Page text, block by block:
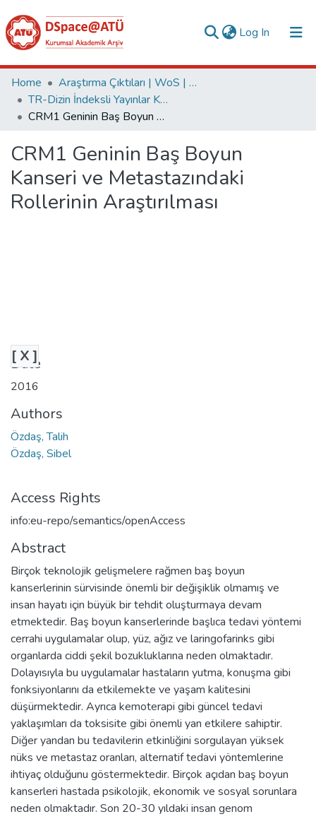
Log In (current)
Collections
All of DSpace
Analyze
Request/Question
Home
Araştırma Çıktıları | WoS | Scopus | TR-Dizin | PubMed
TR-Dizin İndeksli Yayınlar Koleksiyonu
CRM1 Geninin Baş Boyun Kanseri ve Metastazındaki Rollerinin Araştırılması
CRM1 Geninin Baş Boyun
Kanseri ve Metastazındaki
Rollerinin Araştırılması
[ X ]
Date
2016
Authors
Özdaş, Talih
Özdaş, Sibel
Access Rights
info:eu-repo/semantics/openAccess
Abstract
Birçok teknolojik gelişmelere rağmen baş boyun
kanserlerinin sürvisinde önemli bir değişiklik olmamış ve
insan hayatı için büyük bir tehdit oluşturmaya devam
etmektedir. Baş boyun kanserlerinde başlıca tedavi yöntemi
cerrahi uygulamalar olup, yüz, ağız ve laringofarinks gibi
organlarda ciddi şekil bozukluklarına neden olmaktadır.
Dolayısıyla bu uygulamalar hastaların yutma, konuşma gibi
fonksiyonlarını da etkilemekte ve yaşam kalitesini
düşürmektedir. Ayrıca kemoterapi gibi güncel tedavi
yaklaşımları da toksisite gibi önemli yan etkilere sahiptir.
Diğer yandan bu tedavilerin etkinliğini sorgulayan yüksek
nüks ve metastaz oranları, alternatif tedavi yöntemlerine
ihtiyaç olduğunu göstermektedir. Birçok açıdan baş boyun
kanserleri hastada psikolojik, ekonomik ve sosyal sorunlara
neden olmaktadır. Son 20-30 yıldaki insan genom